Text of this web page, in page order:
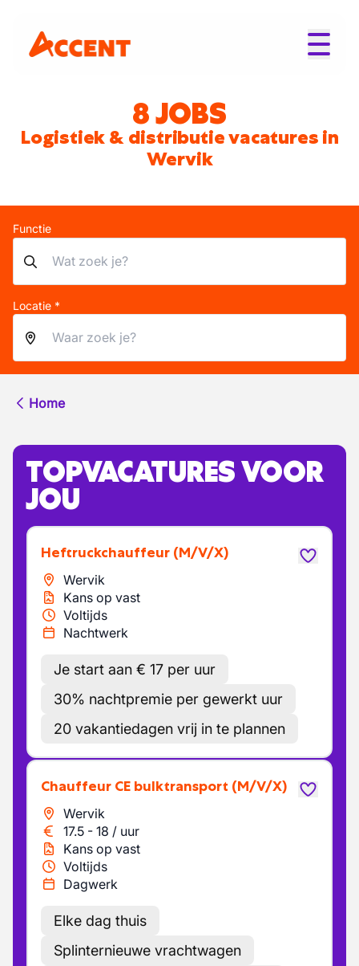
8 JOBS
Logistiek & distributie vacatures in
Wervik
Functie
Locatie *
Home
TOPVACATURES VOOR
JOU
Heftruckchauffeur (M/V/X)
Wervik
Kans op vast
Voltijds
Nachtwerk
Je start aan € 17 per uur
30% nachtpremie per gewerkt uur
20 vakantiedagen vrij in te plannen
Chauffeur CE bulktransport (M/V/X)
Wervik
17.5 - 18 / uur
Kans op vast
Voltijds
Dagwerk
Elke dag thuis
Splinternieuwe vrachtwagen